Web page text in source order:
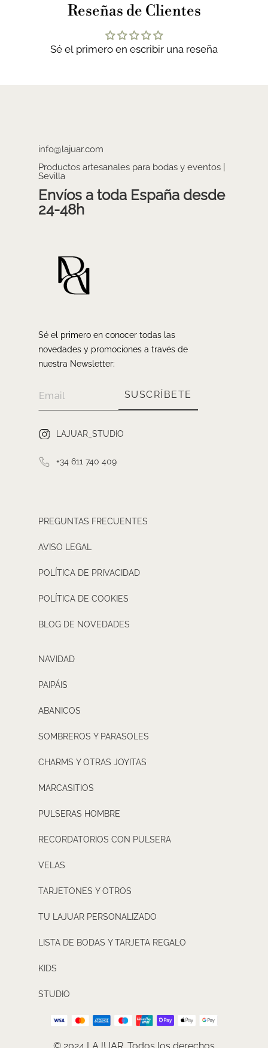
Reseñas de Clientes
Sé el primero en escribir una reseña
info@lajuar.com
Productos artesanales para bodas y eventos |
Sevilla
Envíos a toda España desde
24-48h
Sé el primero en conocer todas las
novedades y promociones a través de
nuestra Newsletter:
SUSCRÍBETE
LAJUAR_STUDIO
+34 611 740 409
PREGUNTAS FRECUENTES
AVISO LEGAL
POLÍTICA DE PRIVACIDAD
POLÍTICA DE COOKIES
BLOG DE NOVEDADES
NAVIDAD
PAIPÁIS
ABANICOS
SOMBREROS Y PARASOLES
CHARMS Y OTRAS JOYITAS
MARCASITIOS
PULSERAS HOMBRE
RECORDATORIOS CON PULSERA
VELAS
TARJETONES Y OTROS
TU LAJUAR PERSONALIZADO
LISTA DE BODAS Y TARJETA REGALO
KIDS
STUDIO